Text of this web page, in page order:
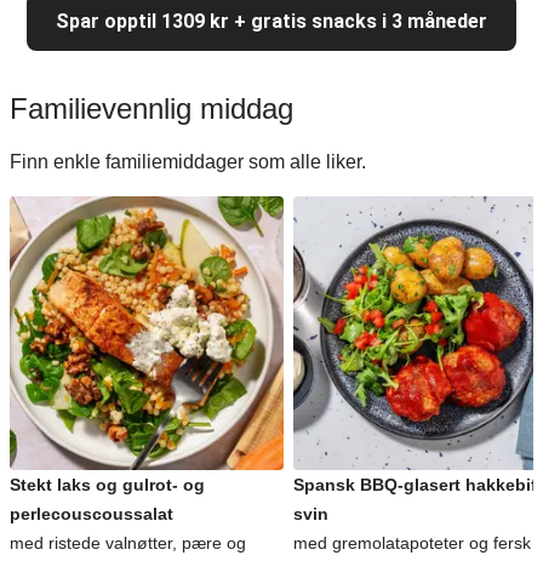
Spar opptil 1309 kr + gratis snacks i 3 måneder
Familievennlig middag
Finn enkle familiemiddager som alle liker.
Stekt laks og gulrot- og
perlecouscoussalat
med ristede valnøtter, pære og
Spansk BBQ-glasert
svin
med gremolatapoteter og fersk